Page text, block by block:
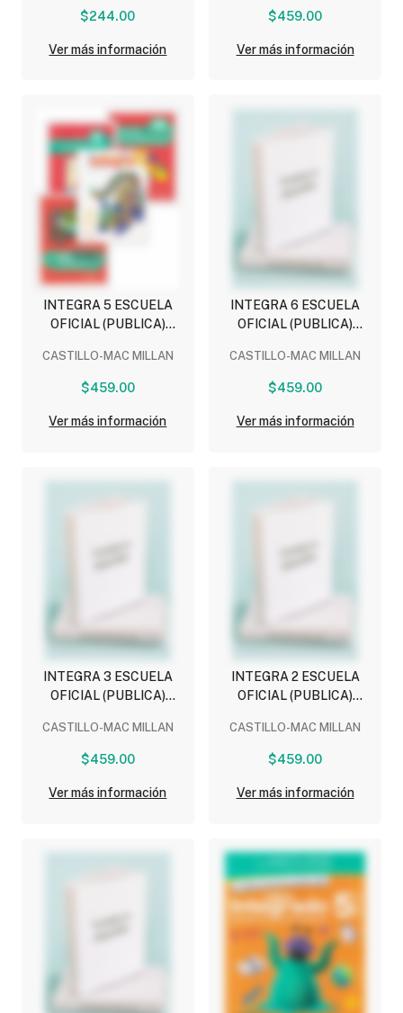
$244.00
Ver más información
COMPARTO Y
PRACTICA)
$459.00
Ver más información
INTEGRA 5 ESCUELA
OFICIAL (PUBLICA)
MATEMATICOS, LEO Y
COMPARTO Y
PRACTICA)
CASTILLO-MAC MILLAN
$459.00
Ver más información
INTEGRA 6 ESCUELA
OFICIAL (PUBLICA)
MATEMATICOS, LEO Y
COMPARTO Y
PRACTICA)
CASTILLO-MAC MILLAN
$459.00
Ver más información
INTEGRA 3 ESCUELA
OFICIAL (PUBLICA)
MATEMATICOS, LEO Y
COMPARTO Y
PRACTICA)
CASTILLO-MAC MILLAN
$459.00
Ver más información
INTEGRA 2 ESCUELA
OFICIAL (PUBLICA)
MATEMATICOS, LEO Y
COMPARTO Y
PRACTICA)
CASTILLO-MAC MILLAN
$459.00
Ver más información